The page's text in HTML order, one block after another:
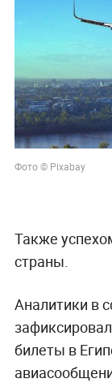
Фото © Pixabay
Также
страны.
Аналитики в
билеты в